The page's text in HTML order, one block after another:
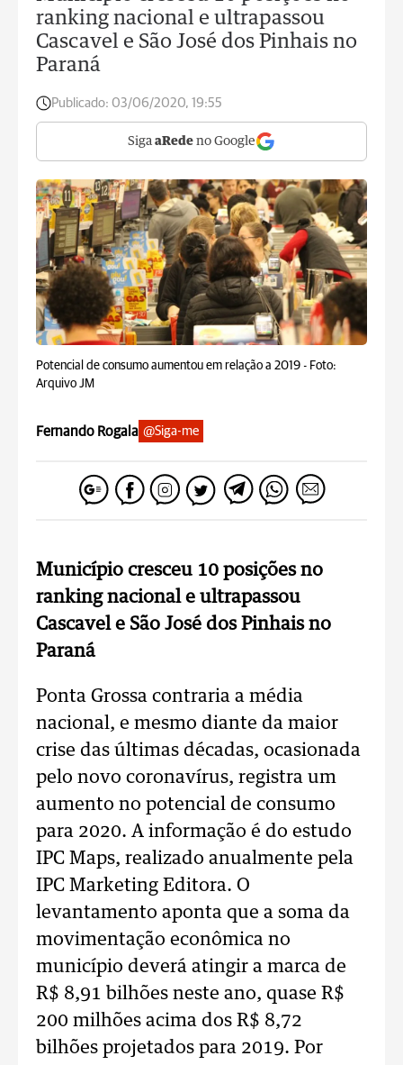
ranking nacional e ultrapassou
Cascavel e São José dos Pinhais no
Paraná
Publicado: 03/06/2020, 19:55
Siga aRede no Google
Potencial de consumo aumentou em relação a 2019 - Foto:
Arquivo JM
Fernando Rogala @Siga-me
Município cresceu 10 posições no
ranking nacional e ultrapassou
Cascavel e São José dos Pinhais no
Paraná
Ponta Grossa contraria a média
nacional, e mesmo diante da maior
crise das últimas décadas, ocasionada
pelo novo coronavírus, registra um
aumento no potencial de consumo
para 2020. A informação é do estudo
IPC Maps, realizado anualmente pela
IPC Marketing Editora. O
levantamento aponta que a soma da
movimentação econômica no
município deverá atingir a marca de
R$ 8,91 bilhões neste ano, quase R$
200 milhões acima dos R$ 8,72
bilhões projetados para 2019. Por